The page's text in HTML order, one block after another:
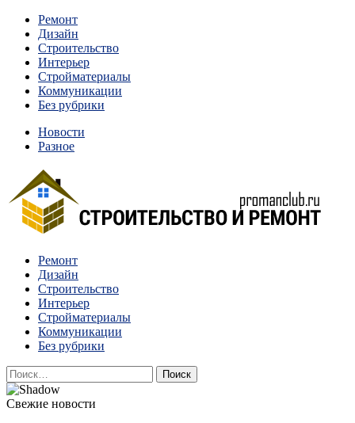
Перейти
содержимому
Ремонт
Дизайн
Строительство
Интерьер
Стройматериалы
Коммуникации
Без рубрики
Новости
Разное
Строительство и ремонт
Квартиры и дома, в которых живут разные люди, очень
отличаются между собой.
Ремонт
Дизайн
Строительство
Интерьер
Стройматериалы
Коммуникации
Без рубрики
Найти:
Свежие новости